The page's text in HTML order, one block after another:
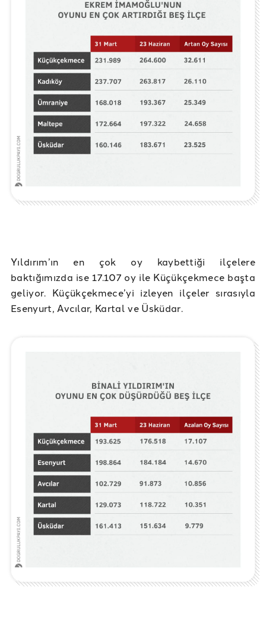
Yıldırım’ın en çok oy kaybettiği ilçelere
baktığımızda ise 17.107 oy ile Küçükçekmece başta
geliyor. Küçükçekmece’yi izleyen ilçeler sırasıyla
Esenyurt, Avcılar, Kartal ve Üsküdar.